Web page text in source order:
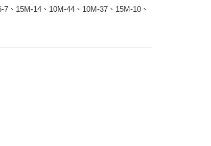
、15M-14、10M-44、10M-37、15M-10、